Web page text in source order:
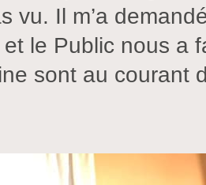
vu. Il m’a
le Public nous a
sont au courant